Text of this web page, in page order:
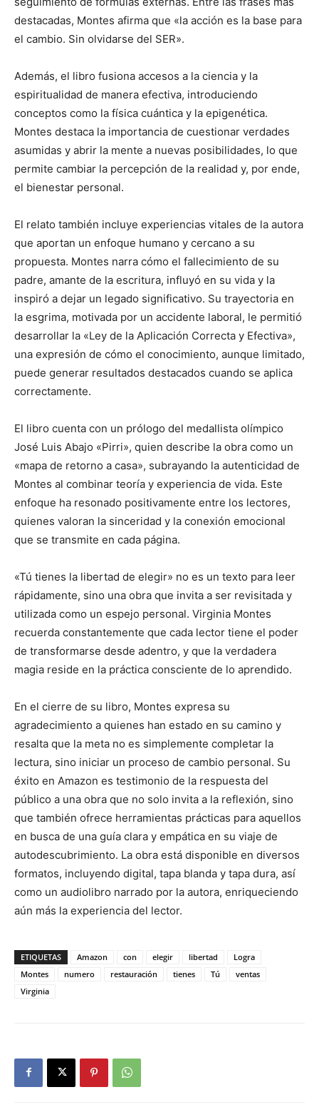
destacadas, Montes afirma que «la acción es la base para
el cambio. Sin olvidarse del SER».
Además, el libro fusiona accesos a la ciencia y la
espiritualidad de manera efectiva, introduciendo
conceptos como la física cuántica y la epigenética.
Montes destaca la importancia de cuestionar verdades
asumidas y abrir la mente a nuevas posibilidades, lo que
permite cambiar la percepción de la realidad y, por ende,
el bienestar personal.
El relato también incluye experiencias vitales de la autora
que aportan un enfoque humano y cercano a su
propuesta. Montes narra cómo el fallecimiento de su
padre, amante de la escritura, influyó en su vida y la
inspiró a dejar un legado significativo. Su trayectoria en
la esgrima, motivada por un accidente laboral, le permitió
desarrollar la «Ley de la Aplicación Correcta y Efectiva»,
una expresión de cómo el conocimiento, aunque limitado,
puede generar resultados destacados cuando se aplica
correctamente.
El libro cuenta con un prólogo del medallista olímpico
José Luis Abajo «Pirri», quien describe la obra como un
«mapa de retorno a casa», subrayando la autenticidad de
Montes al combinar teoría y experiencia de vida. Este
enfoque ha resonado positivamente entre los lectores,
quienes valoran la sinceridad y la conexión emocional
que se transmite en cada página.
«Tú tienes la libertad de elegir» no es un texto para leer
rápidamente, sino una obra que invita a ser revisitada y
utilizada como un espejo personal. Virginia Montes
recuerda constantemente que cada lector tiene el poder
de transformarse desde adentro, y que la verdadera
magia reside en la práctica consciente de lo aprendido.
En el cierre de su libro, Montes expresa su
agradecimiento a quienes han estado en su camino y
resalta que la meta no es simplemente completar la
lectura, sino iniciar un proceso de cambio personal. Su
éxito en Amazon es testimonio de la respuesta del
público a una obra que no solo invita a la reflexión, sino
que también ofrece herramientas prácticas para aquellos
en busca de una guía clara y empática en su viaje de
autodescubrimiento. La obra está disponible en diversos
formatos, incluyendo digital, tapa blanda y tapa dura, así
como un audiolibro narrado por la autora, enriqueciendo
aún más la experiencia del lector.
ETIQUETAS Amazon con elegir libertad
Logra
Montes
numero restauración tienes Tú
ventas
Virginia